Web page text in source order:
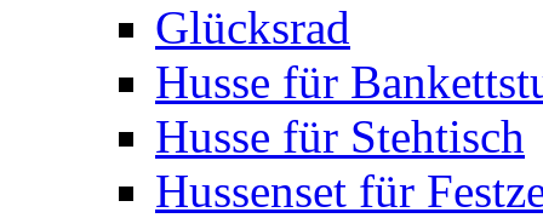
Glücksrad
Husse für
Husse für Stehtisch
Hussenset für